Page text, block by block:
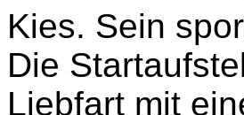
Kies. Sein
Die
Liebfart mit